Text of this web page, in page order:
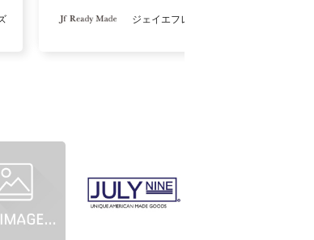
ジェイエフレディメイド